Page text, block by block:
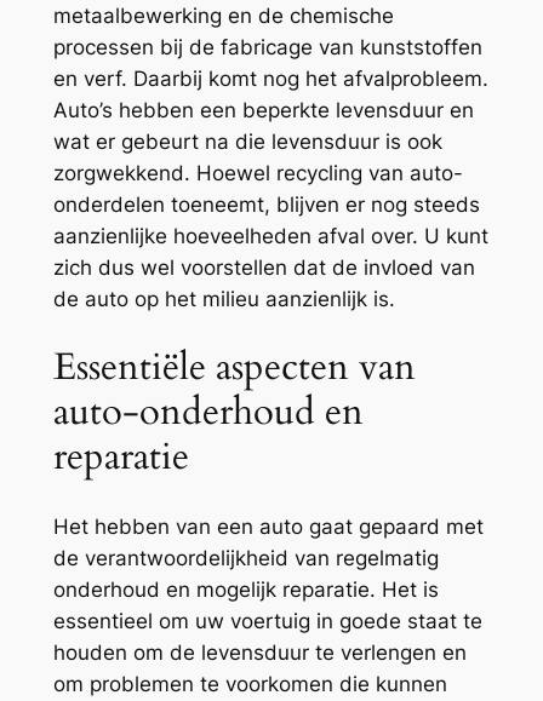
metaalbewerking en de chemische
processen bij de fabricage van kunststoffen
en verf. Daarbij komt nog het afvalprobleem.
Auto’s hebben een beperkte levensduur en
wat er gebeurt na die levensduur is ook
zorgwekkend. Hoewel recycling van auto-
onderdelen toeneemt, blijven er nog steeds
aanzienlijke hoeveelheden afval over. U kunt
zich dus wel voorstellen dat de invloed van
de auto op het milieu aanzienlijk is.
Essentiële aspecten van
auto-onderhoud en
reparatie
Het hebben van een auto gaat gepaard met
de verantwoordelijkheid van regelmatig
onderhoud en mogelijk reparatie. Het is
essentieel om uw voertuig in goede staat te
houden om de levensduur te verlengen en
om problemen te voorkomen die kunnen